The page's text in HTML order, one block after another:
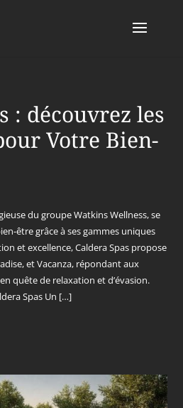
: découvrez les
Votre Bien-
du groupe Watkins Wellness, se
être grâce à ses gammes uniques
et excellence, Caldera Spas propose
et Vacanza, répondant aux
quête de relaxation et d’évasion.
Spas Un […]